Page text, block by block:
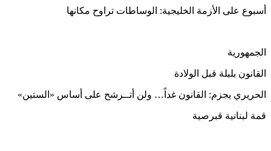
أسبوع على الأزمة الخليجية: الوساطات تراوح مكانها
الجمهورية
القانون بلبلة قبل الولادة
الحريري يجزم: القانون غداً… ولن أتــرشح على أساس «الستين»
قمة لبنانية قبرصية